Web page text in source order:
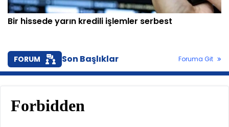
Bir hissede yarın kredili işlemler serbest
FORUM Son Başlıklar Foruma Git